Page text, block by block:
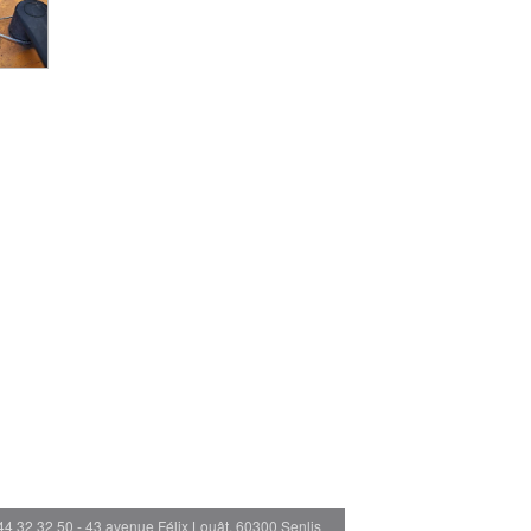
32 32 50 - 43 avenue Félix Louât, 60300 Senlis